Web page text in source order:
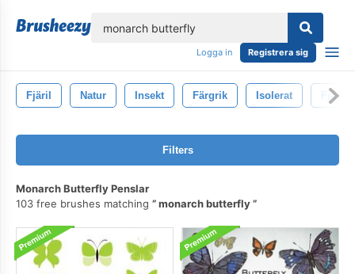
Logga in Registrera sig
Fjäril Natur Insekt Färgrik Isolerat Fjärilar
Filters
Monarch Butterfly Penslar
103 free brushes matching
monarch butterfly